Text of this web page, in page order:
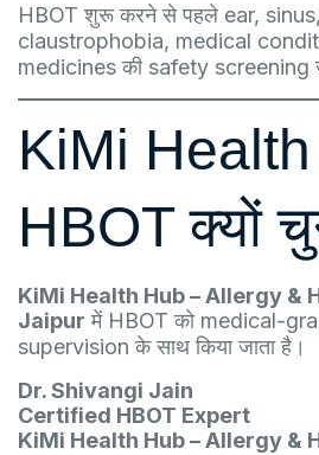
HBOT शुरू करने से पहले ear,
claustrophobia, medical
medicines की safety screening
KiMi
HBOT क्यों
KiMi Health Hub – Allergy &
Jaipur में HBOT को medical-
supervision के साथ किया जाता है।
Dr. Shivangi Jain
Certified HBOT Expert
KiMi Health Hub – Allergy &